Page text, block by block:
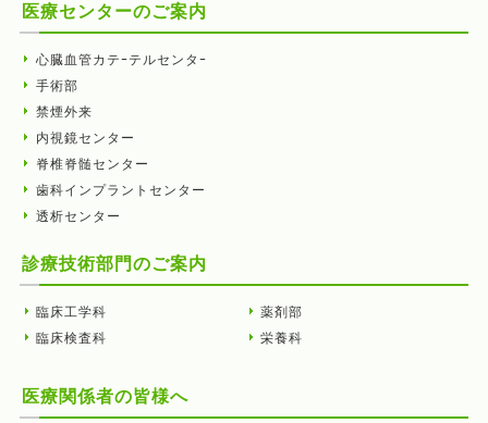
医療センターのご案内
心臓血管カテｰテルセンタｰ
手術部
禁煙外来
内視鏡センター
脊椎脊髄センター
歯科インプラントセンター
透析センター
診療技術部門のご案内
臨床工学科
臨床検査科
薬剤部
栄養科
医療関係者の皆様へ